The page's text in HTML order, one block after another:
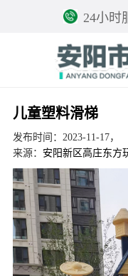
24小时
儿童塑料滑梯
发布时间：2023-11-17，
来源： 安阳新区高庄东方